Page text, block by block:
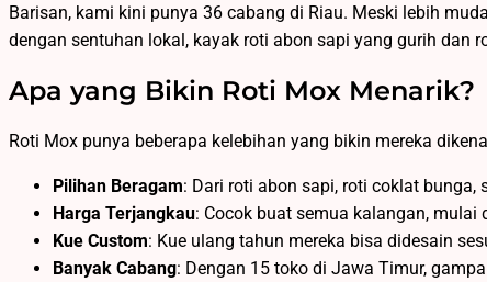
Barisan, kami kini punya 36 cabang di Riau. Meski lebih
dengan sentuhan lokal, kayak roti abon sapi yang gurih dan
Apa yang Bikin Roti Mox Menarik?
Roti Mox punya beberapa kelebihan yang bikin mereka
Pilihan Beragam: Dari roti abon sapi, roti coklat
Harga Terjangkau: Cocok buat semua kalangan, mulai
Kue Custom: Kue ulang tahun mereka bisa didesain
Banyak Cabang: Dengan 15 toko di Jawa Timur,